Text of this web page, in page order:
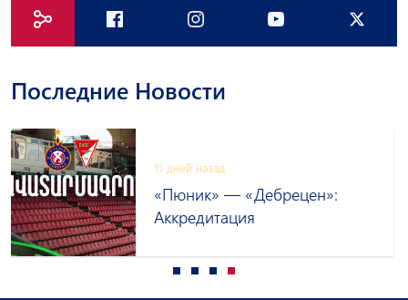
Последние Новости
11 дней назад
«Пюник» — «Дебрецен»:
Аккредитация